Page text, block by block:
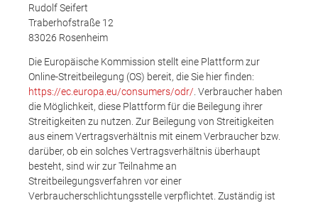
Rudolf Seifert
Traberhofstraße 12
83026 Rosenheim
Die Europäische Kommission stellt eine Plattform zur
Online-Streitbeilegung (OS) bereit, die Sie hier finden:
https://ec.europa.eu/consumers/odr/. Verbraucher haben
die Möglichkeit, diese Plattform für die Beilegung ihrer
Streitigkeiten zu nutzen. Zur Beilegung von Streitigkeiten
aus einem Vertragsverhältnis mit einem Verbraucher bzw.
darüber, ob ein solches Vertragsverhältnis überhaupt
besteht, sind wir zur Teilnahme an
Streitbeilegungsverfahren vor einer
Verbraucherschlichtungsstelle verpflichtet. Zuständig ist